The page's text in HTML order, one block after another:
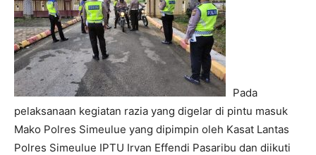
Pada
pelaksanaan kegiatan razia yang digelar di pintu masuk
Mako Polres Simeulue yang dipimpin oleh Kasat Lantas
Polres Simeulue IPTU Irvan Effendi Pasaribu dan diikuti